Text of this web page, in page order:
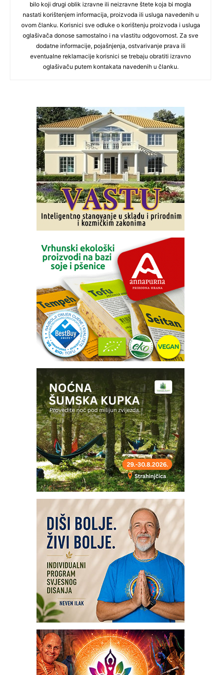
bilo koji drugi oblik izravne ili neizravne štete koja bi mogla
nastati korištenjem informacija, proizvoda ili usluga navedenih u
ovom članku. Korisnici sve odluke o korištenju proizvoda i usluga
oglašivača donose samostalno i na vlastitu odgovornost. Za sve
dodatne informacije, pojašnjenja, ostvarivanje prava ili
eventualne reklamacije korisnici se trebaju obratiti izravno
oglašivaču putem kontakata navedenih u članku.